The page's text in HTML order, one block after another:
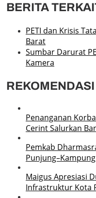
BERITA
PETI dan Krisis
Barat
Sumbar Darurat
Kamera
REKOMENDASI
Penanganan
Cerint Salurkan
Pemkab
Maigus Apresiasi
Infrastruktur Kota